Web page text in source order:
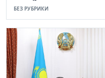
БЕЗ РУБРИКИ